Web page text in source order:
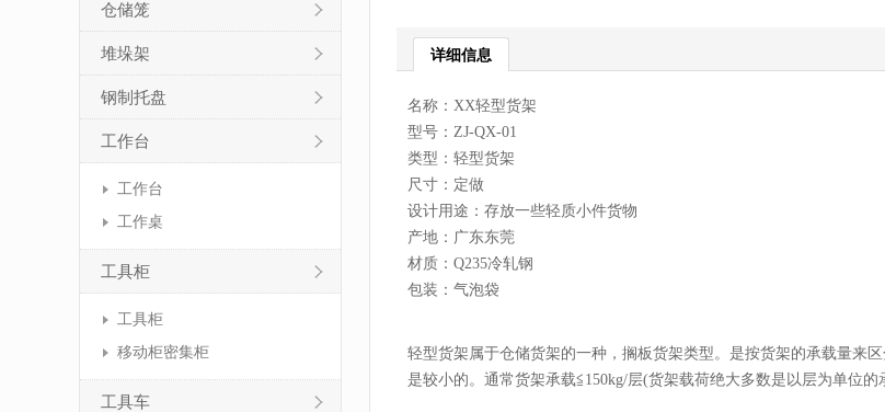
仓储笼
堆垛架
钢制托盘
工作台
工作台
工作桌
工具柜
工具柜
移动柜密集柜
工具车
详细信息
名称：XX轻型货架
型号：ZJ-QX-01
类型：轻型货架
尺寸：定做
设计用途：存放一些轻质小件货物
产地：广东东莞
材质：Q235冷轧钢
包装：气泡袋
轻型货架属于仓储货架的一种，搁板货架类型。是按货架的承载量来
是较小的。通常货架承载≦150kg/层(货架载荷绝大多数是以层为单位的